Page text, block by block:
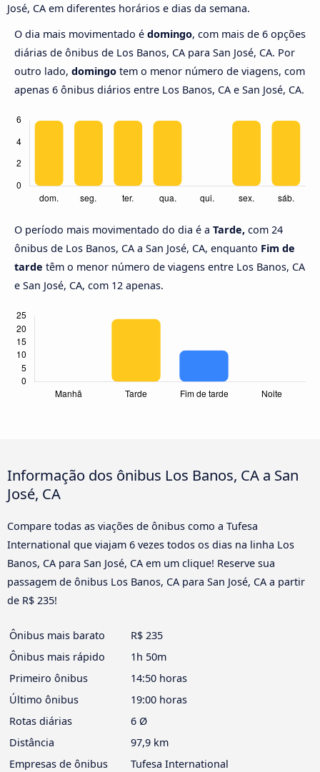
José, CA em diferentes horários e dias da semana.
O dia mais movimentado é domingo, com mais de 6 opções
diárias de ônibus de Los Banos, CA para San José, CA. Por
outro lado, domingo tem o menor número de viagens, com
apenas 6 ônibus diários entre Los Banos, CA e San José, CA.
O período mais movimentado do dia é a Tarde, com 24
ônibus de Los Banos, CA a San José, CA, enquanto Fim de
tarde têm o menor número de viagens entre Los Banos, CA
e San José, CA, com 12 apenas.
Informação dos ônibus Los Banos, CA a San
José, CA
Compare todas as viações de ônibus como a Tufesa
International que viajam 6 vezes todos os dias na linha Los
Banos, CA para San José, CA em um clique! Reserve sua
passagem de ônibus Los Banos, CA para San José, CA a partir
de R$ 235!
Ônibus mais barato
R$ 235
Ônibus mais rápido
1h 50m
Primeiro ônibus
14:50 horas
Último ônibus
19:00 horas
Rotas diárias
6 Ø
Distância
97,9 km
Empresas de ônibus
Tufesa International